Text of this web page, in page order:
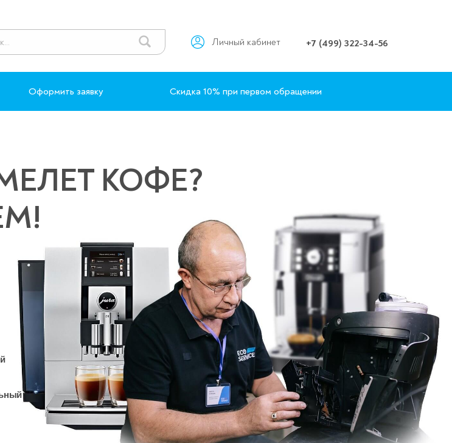
Личный кабинет +7 (499) 322-34-56
Оформить заявку Скидка 10% при первом обращении
КОФЕ?